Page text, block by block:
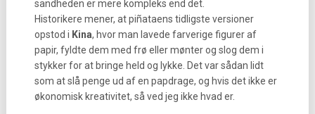
sandheden er mere kompleks end det.
Historikere mener, at piñataens tidligste versioner
opstod i Kina, hvor man lavede farverige figurer af
papir, fyldte dem med frø eller mønter og slog dem i
stykker for at bringe held og lykke. Det var sådan lidt
som at slå penge ud af en papdrage, og hvis det ikke er
økonomisk kreativitet, så ved jeg ikke hvad er.